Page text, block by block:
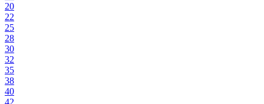
20
22
25
28
30
32
35
38
40
42